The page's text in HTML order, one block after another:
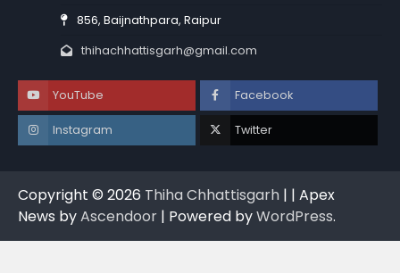
856, Baijnathpara, Raipur
thihachhattisgarh@gmail.com
YouTube Facebook
Instagram Twitter
Copyright © 2026 Thiha Chhattisgarh | | Apex
News byAscendoor | Powered byWordPress.